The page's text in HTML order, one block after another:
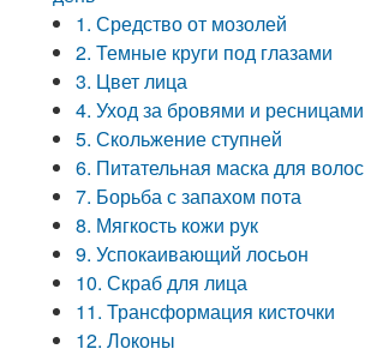
1. Средство от мозолей
2. Темные круги под глазами
3. Цвет лица
4. Уход за бровями и ресницами
5. Скольжение ступней
6. Питательная маска для волос
7. Борьба с запахом пота
8. Мягкость кожи рук
9. Успокаивающий лосьон
10. Скраб для лица
11. Трансформация кисточки
12. Локоны